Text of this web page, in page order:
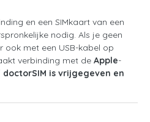
en een SIMkaart van een
nodig. Als je geen
ook met een USB-kabel op
verbinding met de Apple-
is vrijgegeven en